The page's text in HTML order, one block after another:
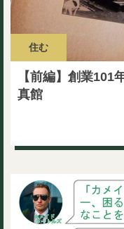
住む
【前編】創業101
真館